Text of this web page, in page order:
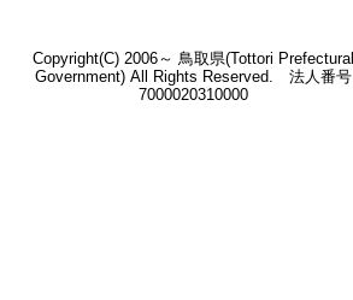
Copyright(C) 2006～ 鳥取県(Tottori Prefectural
Government) All Rights Reserved. 法人番号
7000020310000